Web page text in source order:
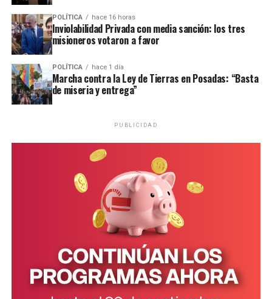
POLÍTICA hace 16 horas
Inviolabilidad Privada con media sanción: los tres
misioneros votaron a favor
POLÍTICA hace 1 día
Marcha contra la Ley de Tierras en Posadas: “Basta
de miseria y entrega”
PUBLICIDAD